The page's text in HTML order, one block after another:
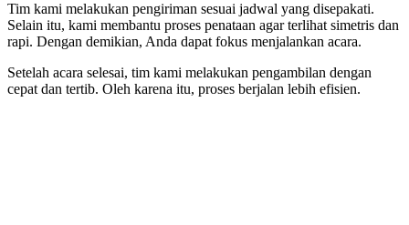
Tim kami melakukan pengiriman sesuai jadwal yang disepakati.
Selain itu, kami membantu proses penataan agar terlihat simetris dan
rapi. Dengan demikian, Anda dapat fokus menjalankan acara.
Setelah acara selesai, tim kami melakukan pengambilan dengan
cepat dan tertib. Oleh karena itu, proses berjalan lebih efisien.